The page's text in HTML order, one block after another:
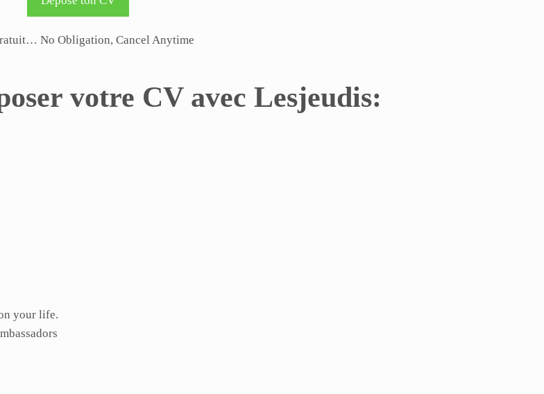
No Obligation, Cancel Anytime
votre CV avec Lesjeudis:
your life.